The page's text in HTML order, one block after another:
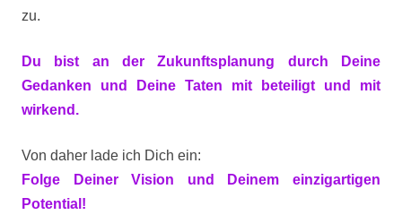
zu.
Du bist an der Zukunftsplanung durch Deine
Gedanken und Deine Taten mit beteiligt und mit
wirkend.
Von daher lade ich Dich ein:
Folge Deiner Vision und Deinem einzigartigen
Potential!